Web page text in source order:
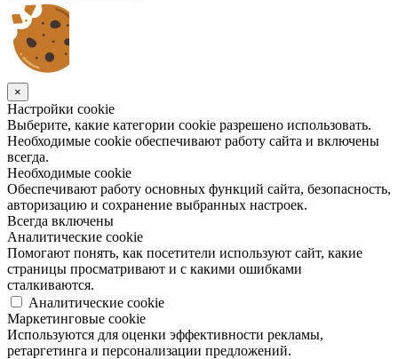
×
Настройки cookie
Выберите, какие категории cookie разрешено использовать.
Необходимые cookie обеспечивают работу сайта и включены
всегда.
Необходимые cookie
Обеспечивают работу основных функций сайта, безопасность,
авторизацию и сохранение выбранных настроек.
Всегда включены
Аналитические cookie
Помогают понять, как посетители используют сайт, какие
страницы просматривают и с какими ошибками
сталкиваются.
Аналитические cookie
Маркетинговые cookie
Используются для оценки эффективности рекламы,
ретаргетинга и персонализации предложений.